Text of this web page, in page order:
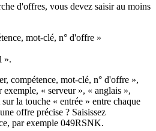
d'offres, vous devez saisir au moins
mot-clé, n° d'offre »
».
compétence, mot-clé, n° d'offre »,
exemple, « serveur », « anglais »,
la touche « entrée » entre chaque
offre précise ? Saisissez
par exemple 049RSNK.